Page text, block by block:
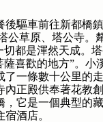
後驅車前往新都橋
公草原、塔公寺。
切都是渾然天成。
喜歡的地方”。小
了一條數十公里的
內正殿供奉著花教
，它是一個典型的
酒店。